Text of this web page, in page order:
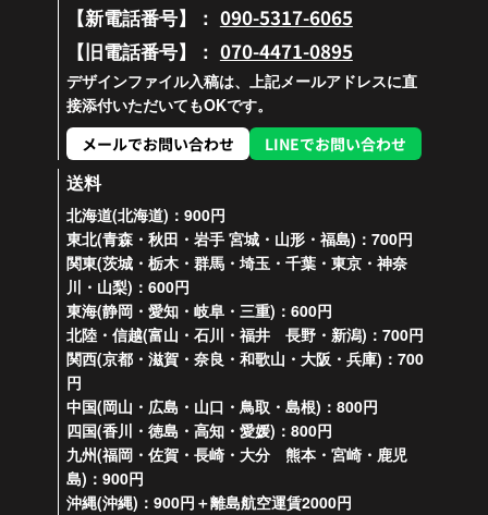
【新電話番号】： 090-5317-6065
【旧電話番号】： 070-4471-0895
デザインファイル入稿は、上記メールアドレスに直
接添付いただいてもOKです。
メールでお問い合わせ
LINEでお問い合わせ
送料
北海道(北海道)：900円
東北(青森・秋田・岩手 宮城・山形・福島)：700円
関東(茨城・栃木・群馬・埼玉・千葉・東京・神奈
川・山梨)：600円
東海(静岡・愛知・岐阜・三重)：600円
北陸・信越(富山・石川・福井 長野・新潟)：700円
関西(京都・滋賀・奈良・和歌山・大阪・兵庫)：700
円
中国(岡山・広島・山口・鳥取・島根)：800円
四国(香川・徳島・高知・愛媛)：800円
九州(福岡・佐賀・長崎・大分 熊本・宮崎・鹿児
島)：900円
沖縄(沖縄)：900円＋離島航空運賃2000円